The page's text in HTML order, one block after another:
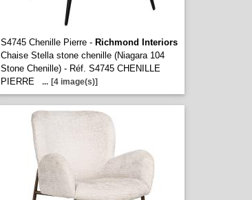
S4745 Chenille Pierre - Richmond Interiors
Chaise Stella stone chenille (Niagara 104
Stone Chenille) - Réf. S4745 CHENILLE
PIERRE
... [4 image(s)]